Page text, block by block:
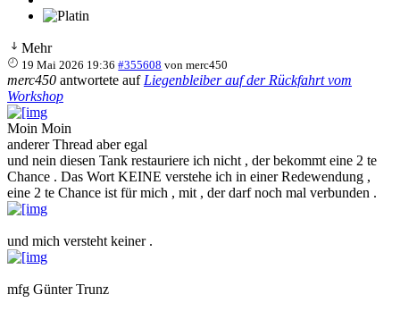
Mehr
19 Mai 2026 19:36 #355608 vonmerc450
merc450 antwortete auf Liegenbleiber auf der Rückfahrt vom
Workshop
Moin Moin
anderer Thread aber egal
und nein diesen Tank restauriere ich nicht , der bekommt eine 2 te
Chance . Das Wort KEINE verstehe ich in einer Redewendung ,
eine 2 te Chance ist für mich , mit , der darf noch mal verbunden .
und mich versteht keiner .
mfg Günter Trunz